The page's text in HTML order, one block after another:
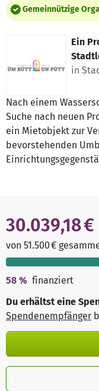
Gemeinnützige
Ein
in
Nach einem
Suche nach neuen
ein Mietobjekt zur
bevorstehenden
30.039,18 €
von 51.500 €
58 % finanziert
Du erhältst eine
Spendenempfänger